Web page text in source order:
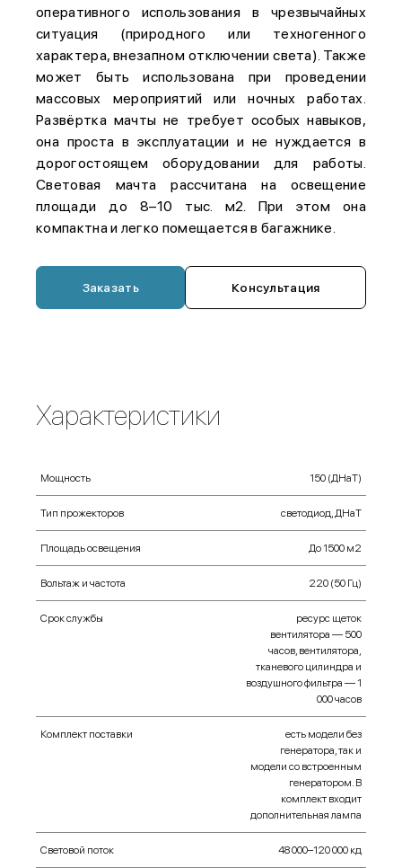
оперативного использования в чрезвычайных
ситуация (природного или техногенного
характера, внезапном отключении света). Также
может быть использована при проведении
массовых мероприятий или ночных работах.
Развёртка мачты не требует особых навыков,
она проста в эксплуатации и не нуждается в
дорогостоящем оборудовании для работы.
Световая мачта рассчитана на освещение
площади до 8–10 тыс. м2. При этом она
компактна и легко помещается в багажнике.
Заказать Консультация
Характеристики
Мощность 150 (ДНаТ)
Тип прожекторов cветодиод, ДНаТ
Площадь освещения До 1500 м2
Вольтаж и частота 220 (50 Гц)
Срок службы
ресурс щеток
вентилятора — 500
часов, вентилятора,
тканевого цилиндра и
воздушного фильтра — 1
000 часов
Комплект поставки
есть модели без
генератора, так и
модели со встроенным
генератором. В
комплект входит
дополнительная лампа
Световой поток 48 000–120 000 кд